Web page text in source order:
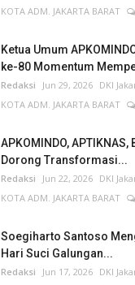
KOTA ADM. JAKARTA BARAT
Ketua Umum
ke-80 Momentum
Redaksi Jun 29, 2026 DKI
KOTA ADM. JAKARTA BARAT
APKOMINDO,
Dorong Transformasi...
Redaksi Jun 22, 2026 DKI
KOTA ADM. JAKARTA BARAT
Soegiharto Santoso
Hari Suci Galungan...
Redaksi Jun 17, 2026 DKI